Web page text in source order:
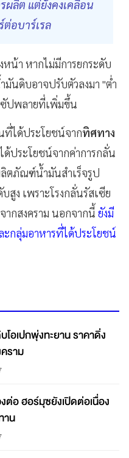
ผลิต แต่ยังคงเคลื่อน
อบาร์เรล
หน้า หากไม่มีการยกระดับ
มันดิบอาจปรับตัวลงมา "ต่ำ
ซัปพลายที่เพิ่มขึ้น
ที่ได้ประโยชน์จากทิศทาง
ด้ประโยชน์จากค่าการกลั่น
ตภัณฑ์น้ำมันสำเร็จรูป
สูง เพราะโรงกลั่นรัสเซีย
ากสงคราม นอกจากนี้ ยังมี
ะกลุ่มอาหารที่ได้ประโยชน์
กพุ่งทะยาน ราคาดิ่ง
ราม
ต่อ ฮอร์มุซยังเปิดต่อเนื่อง
าน